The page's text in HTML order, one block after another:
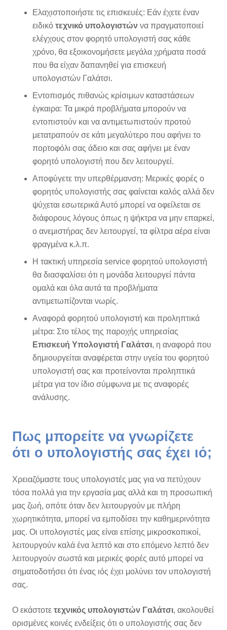
Ελαχιστοποιήστε τις επισκευές: Εάν έχετε έναν
ειδικό τεχνικό υπολογιστών να πραγματοποιεί
ελέγχους στον φορητό υπολογιστή σας κάθε
χρόνο, θα εξοικονομήσετε μεγάλα χρήματα ποσά
που θα είχαν δαπανηθεί για επισκευή
υπολογιστών Γαλάτσι.
Εντοπισμός πιθανώς κρίσιμων καταστάσεων
έγκαιρα: Τα μικρά προβλήματα μπορούν να
εντοπιστούν και να αντιμετωπιστούν προτού
μετατραπούν σε κάτι μεγαλύτερο που αφήνει το
πορτοφόλι σας άδειο και σας αφήνει με έναν
φορητό υπολογιστή που δεν λειτουργεί.
Αποφύγετε την υπερθέρμανση: Μερικές φορές ο
φορητός υπολογιστής σας φαίνεται καλός αλλά δεν
ψύχεται εσωτερικά Αυτό μπορεί να οφείλεται σε
διάφορους λόγους όπως η ψήκτρα να μην επαρκεί,
ο ανεμιστήρας δεν λειτουργεί, τα φίλτρα αέρα είναι
φραγμένα κ.λ.π.
Η τακτική υπηρεσία service φορητού υπολογιστή
θα διασφαλίσει ότι η μονάδα λειτουργεί πάντα
ομαλά και όλα αυτά τα προβλήματα
αντιμετωπίζονται νωρίς.
Αναφορά φορητού υπολογιστή και προληπτικά
μέτρα: Στο τέλος της παροχής υπηρεσίας
Επισκευή Υπολογιστή Γαλάτσι, η αναφορά που
δημιουργείται αναφέρεται στην υγεία του φορητού
υπολογιστή σας και προτείνονται προληπτικά
μέτρα για τον ίδιο σύμφωνα με τις αναφορές
ανάλυσης.
Πως μπορείτε να γνωρίζετε
ότι ο υπολογιστής σας έχει ιό;
Χρειαζόμαστε τους υπολογιστές μας για να πετύχουν
τόσα πολλά για την εργασία μας αλλά και τη προσωπική
μας ζωή, οπότε όταν δεν λειτουργούν με πλήρη
χωρητικότητα, μπορεί να εμποδίσει την καθημερινότητα
μας. Οι υπολογιστές μας είναι επίσης μικροσκοπικοί,
λειτουργούν καλά ένα λεπτό και στο επόμενο λεπτό δεν
λειτουργούν σωστά και μερικές φορές αυτό μπορεί να
σηματοδοτήσει ότι ένας ιός έχει μολύνει τον υπολογιστή
σας.
Ο εκάστοτε τεχνικός υπολογιστών Γαλάτσι, ακολουθεί
ορισμένες κοινές ενδείξεις ότι ο υπολογιστής σας δεν